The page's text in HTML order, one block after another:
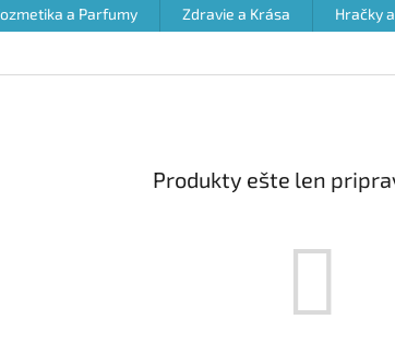
a Parfumy Zdravie a Krása Hračky
Produkty ešte len